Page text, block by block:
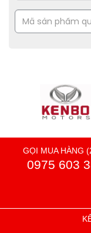
GỌI MUA HÀNG
0975 603